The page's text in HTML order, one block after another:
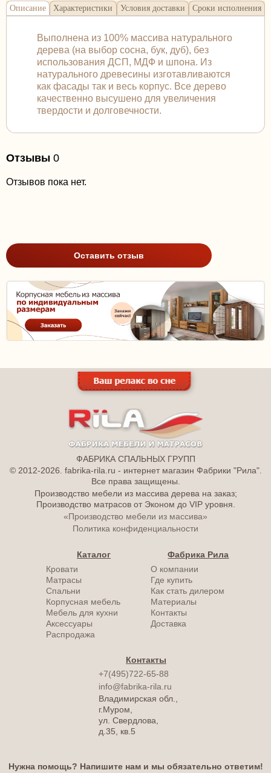
Описание Характеристики Условия доставки Сроки исполнения
Выполнена из 100% массива натурального
дерева (на выбор сосна, бук, дуб), без
использования ДСП, МДФ и шпона. Из
натурального древесины изготавливаются
как фасады так и весь корпус. Все дерево
качественно высушено для увеличения
твердости и долговечности.
Отзывы 0
Отзывов пока нет.
Оставить отзыв
ФАБРИКА СПАЛЬНЫХ ГРУПП
© 2012-2026. fabrika-rila.ru - интернет магазин Фабрики "Рила".
Все права защищены.
Производство мебели из массива дерева на заказ;
Производство матрасов от Эконом до VIP уровня.
«Производство мебели из массива»
Политика конфиденциальности
Каталог
Кровати
Матрасы
Спальни
Корпусная мебель
Мебель для кухни
Аксессуары
Распродажа
Фабрика Рила
О компании
Где купить
Как стать дилером
Материалы
Контакты
Доставка
Контакты
+7(495)722-65-88
info@fabrika-rila.ru
Владимирская обл.,
г.Муром,
ул. Свердлова,
д.35, кв.5
Нужна помощь? Напишите нам и мы обязательно ответим!